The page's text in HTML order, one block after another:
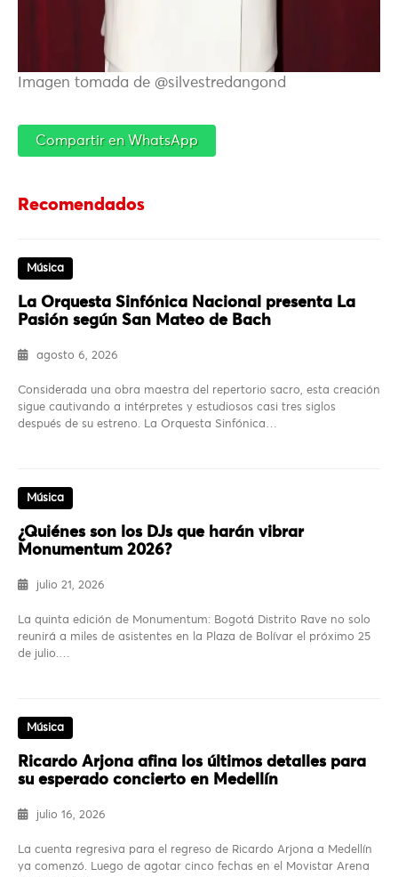
Imagen tomada de @silvestredangond
Compartir en WhatsApp
Recomendados
Música
La Orquesta Sinfónica Nacional presenta La
Pasión según San Mateo de Bach
agosto 6, 2026
Considerada una obra maestra del repertorio sacro, esta creación
sigue cautivando a intérpretes y estudiosos casi tres siglos
después de su estreno. La Orquesta Sinfónica…
Música
¿Quiénes son los DJs que harán vibrar
Monumentum 2026?
julio 21, 2026
La quinta edición de Monumentum: Bogotá Distrito Rave no solo
reunirá a miles de asistentes en la Plaza de Bolívar el próximo 25
de julio.…
Música
Ricardo Arjona afina los últimos detalles para
su esperado concierto en Medellín
julio 16, 2026
La cuenta regresiva para el regreso de Ricardo Arjona a Medellín
ya comenzó. Luego de agotar cinco fechas en el Movistar Arena